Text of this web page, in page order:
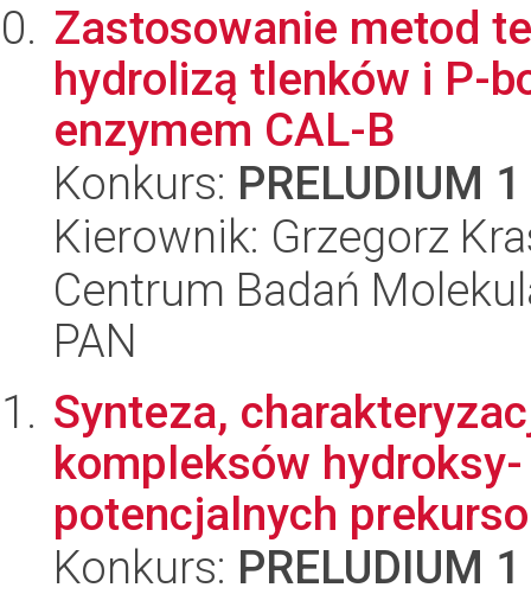
Zastosowanie metod
hydrolizą tlenków i P-
enzymem CAL-B
Konkurs: PRELUDIUM 1
Kierownik: Grzegorz
Centrum Badań
PAN
Synteza,
kompleksów
potencjalnych
Konkurs: PRELUDIUM 1